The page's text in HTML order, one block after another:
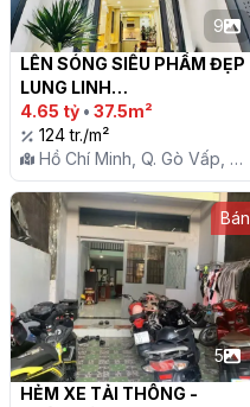
9
LÊN SÓNG SIÊU PHẨM ĐẸP
LUNG LINH
4.65 tỷ • 37.5m²
124 tr./m²
Hồ Chí Minh, Q. Gò Vấp, P.
12
Bán
5
HẺM XE TẢI THÔNG -